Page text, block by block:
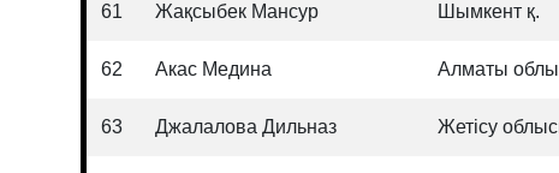
61 Жақсыбек Мансур Шымкент қ.
62 Акас Медина Алматы
63 Джалалова Дильназ Жетісу